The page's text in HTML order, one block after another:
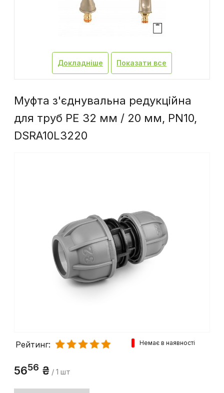
Докладніше Показати все
Муфта з'єднувальна редукційна
для труб PE 32 мм / 20 мм, PN10,
DSRA10L3220
Рейтинг: Немає в наявності
5656 ₴ / 1 шт